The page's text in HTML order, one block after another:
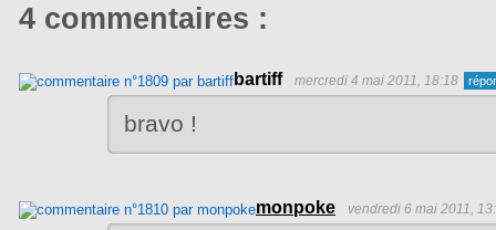
4 commentaires :
bartiff mercredi 4 mai 2011, 18:18
bravo !
monpoke vendredi 6 mai 2011,